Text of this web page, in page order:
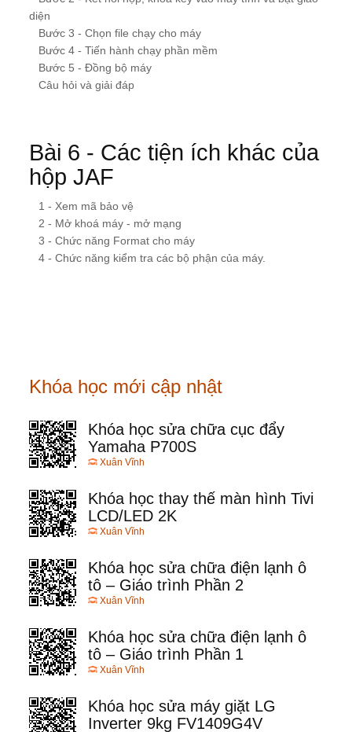
diện
Bước 3 - Chọn file chạy cho máy
Bước 4 - Tiến hành chạy phần mềm
Bước 5 - Đồng bộ máy
Câu hỏi và giải đáp
Bài 6 - Các tiện ích khác của
hộp JAF
1 - Xem mã bảo vệ
2 - Mở khoá máy - mở mạng
3 - Chức năng Format cho máy
4 - Chức năng kiểm tra các bộ phận của máy.
Khóa học mới cập nhật
Khóa học sửa chữa cục đẩy
Yamaha P700S
Xuân Vĩnh
Khóa học thay thế màn hình Tivi
LCD/LED 2K
Xuân Vĩnh
Khóa học sửa chữa điện lạnh ô
tô – Giáo trình Phần 2
Xuân Vĩnh
Khóa học sửa chữa điện lạnh ô
tô – Giáo trình Phần 1
Xuân Vĩnh
Khóa học sửa máy giặt LG
Inverter 9kg FV1409G4V